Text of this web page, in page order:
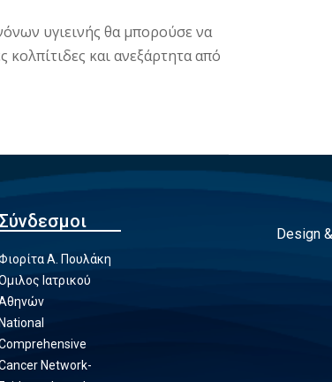
υγιεινής θα μπορούσε να
και ανεξάρτητα από
Σύνδεσμοι
Α. Πουλάκη
Ιατρικού
National
Network-
Design